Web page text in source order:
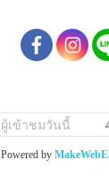
ผู้เข้าชมวันนี้
Powered by